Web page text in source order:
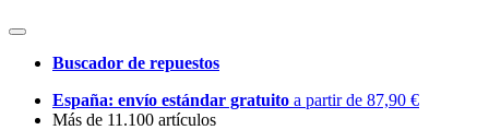
Buscador de repuestos
España: envío estándar gratuito a partir de 87,90 €
Más de 11.100 artículos